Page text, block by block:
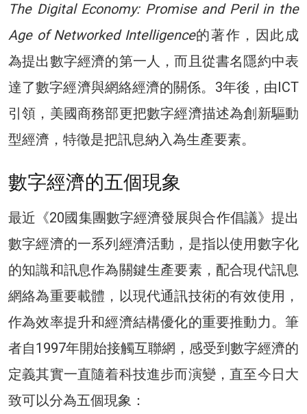
The Digital Economy: Promise and Peril in the
Age of Networked Intelligence的著作，因此成
為提出數字經濟的第一人，而且從書名隱約中表
達了數字經濟與網絡經濟的關係。3年後，由ICT
引領，美國商務部更把數字經濟描述為創新驅動
型經濟，特徵是把訊息納入為生產要素。
數字經濟的五個現象
最近《20國集團數字經濟發展與合作倡議》提出
數字經濟的一系列經濟活動，是指以使用數字化
的知識和訊息作為關鍵生產要素，配合現代訊息
網絡為重要載體，以現代通訊技術的有效使用，
作為效率提升和經濟結構優化的重要推動力。筆
者自1997年開始接觸互聯網，感受到數字經濟的
定義其實一直隨着科技進步而演變，直至今日大
致可以分為五個現象：